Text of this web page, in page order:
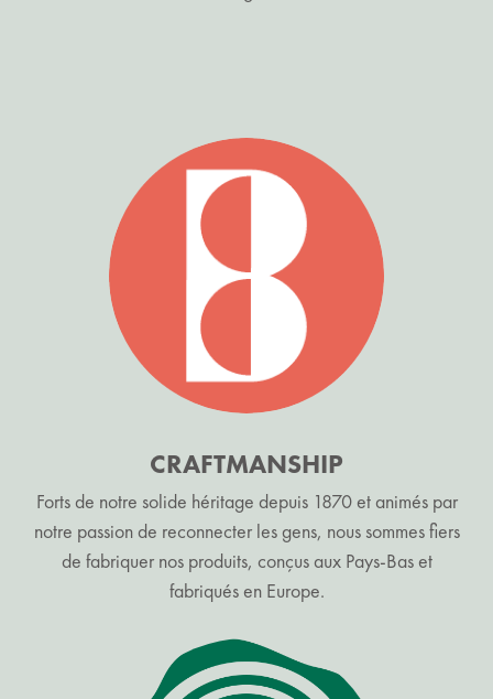
CRAFTMANSHIP
Forts de notre solide héritage depuis 1870 et animés par
notre passion de reconnecter les gens, nous sommes fiers
de fabriquer nos produits, conçus aux Pays-Bas et
fabriqués en Europe.